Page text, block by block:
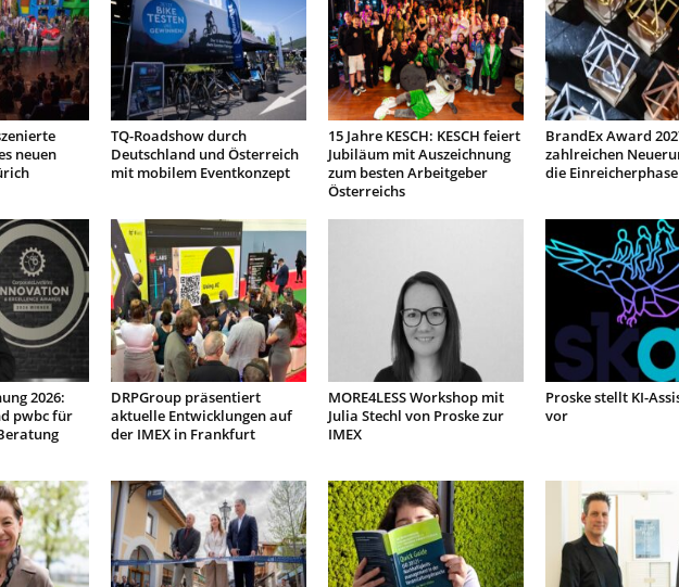
neuen
TQ-Roadshow durch
Deutschland und Österreich
mit mobilem Eventkonzept
15 Jahre KESCH: KESCH feiert
Jubiläum mit Auszeichnung
zum besten Arbeitgeber
Österreichs
BrandEx Award
zahlreichen
die Einreicherphase
2026:
pwbc für
DRPGroup präsentiert
aktuelle Entwicklungen auf
der IMEX in Frankfurt
MORE4LESS Workshop mit
Julia Stechl von Proske zur
IMEX
Proske stellt KI-
vor